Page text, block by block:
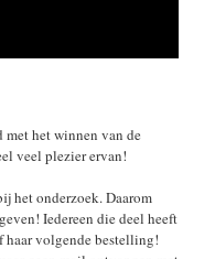
het winnen van de
veel plezier ervan!
het onderzoek. Daarom
Iedereen die deel heeft
volgende bestelling!